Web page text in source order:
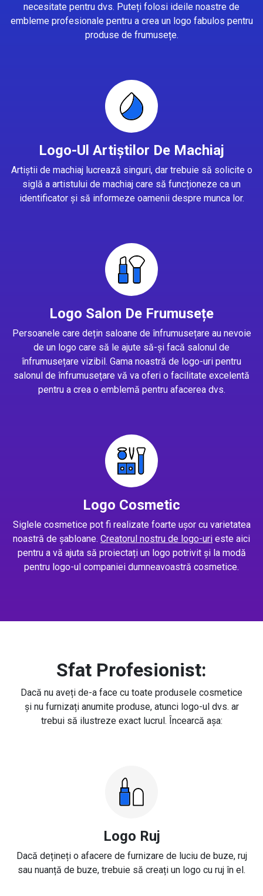
necesitate pentru dvs. Puteți folosi ideile noastre de
embleme profesionale pentru a crea un logo fabulos pentru
produse de frumusețe.
Logo-Ul Artiștilor De Machiaj
Artiștii de machiaj lucrează singuri, dar trebuie să solicite o
siglă a artistului de machiaj care să funcționeze ca un
identificator și să informeze oamenii despre munca lor.
Logo Salon De Frumusețe
Persoanele care dețin saloane de înfrumusețare au nevoie
de un logo care să le ajute să-și facă salonul de
înfrumusețare vizibil. Gama noastră de logo-uri pentru
salonul de înfrumusețare vă va oferi o facilitate excelentă
pentru a crea o emblemă pentru afacerea dvs.
Logo Cosmetic
Siglele cosmetice pot fi realizate foarte ușor cu varietatea
noastră de șabloane. Creatorul nostru de logo-uri este aici
pentru a vă ajuta să proiectați un logo potrivit și la modă
pentru logo-ul companiei dumneavoastră cosmetice.
Sfat Profesionist:
Dacă nu aveți de-a face cu toate produsele cosmetice
și nu furnizați anumite produse, atunci logo-ul dvs. ar
trebui să ilustreze exact lucrul. Încearcă așa:
Logo Ruj
Dacă dețineți o afacere de furnizare de luciu de buze, ruj
sau nuanță de buze, trebuie să creați un logo cu ruj în el.